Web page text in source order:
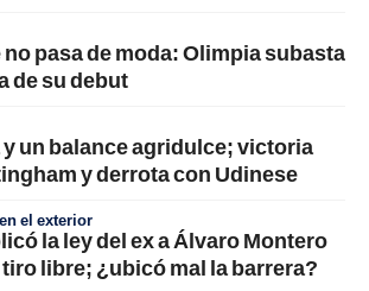
no pasa de moda: Olimpia subasta
de su debut
un balance agridulce; victoria
y derrota con Udinese
el exterior
la ley del ex a Álvaro Montero
libre; ¿ubicó mal la barrera?